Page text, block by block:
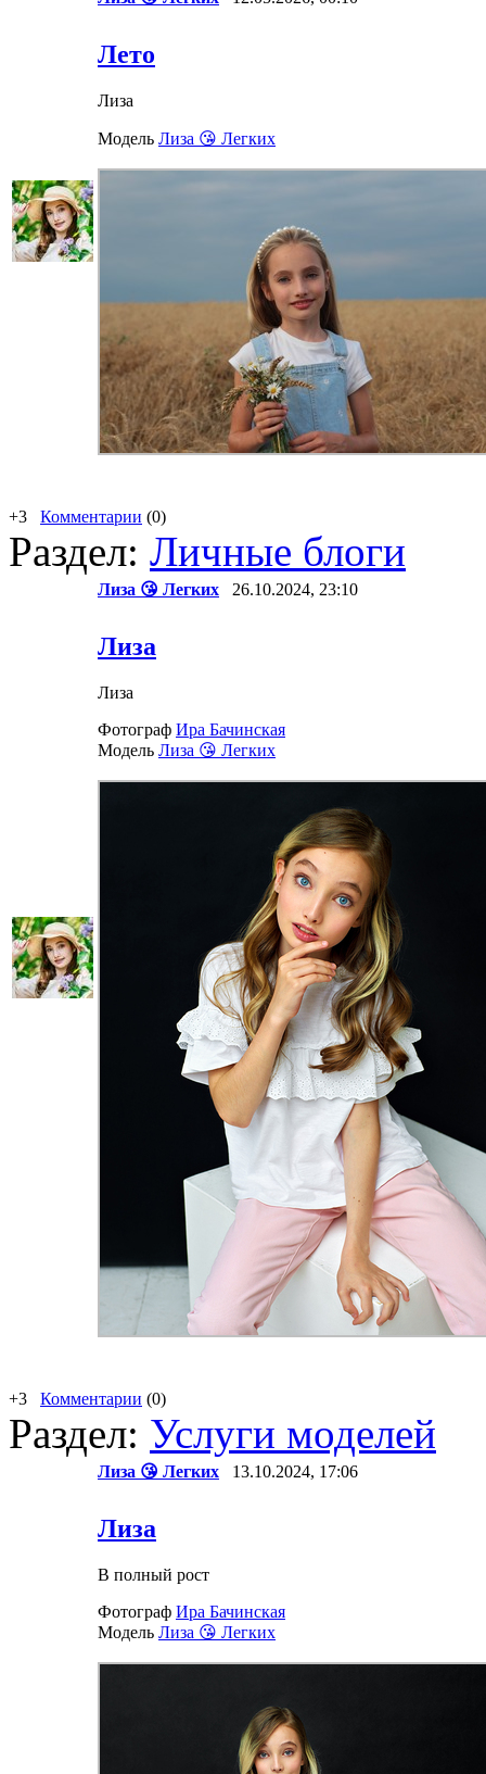
Лето
Лиза
Модель Лиза 😘 Легких
+3 Комментарии (0)
Раздел: Личные блоги
Лиза 😘 Легких 26.10.2024, 23:10
Лиза
Лиза
Фотограф Ира Бачинская
Модель Лиза 😘 Легких
+3 Комментарии (0)
Раздел: Услуги моделей
Лиза 😘 Легких 13.10.2024, 17:06
Лиза
В полный рост
Фотограф Ира Бачинская
Модель Лиза 😘 Легких